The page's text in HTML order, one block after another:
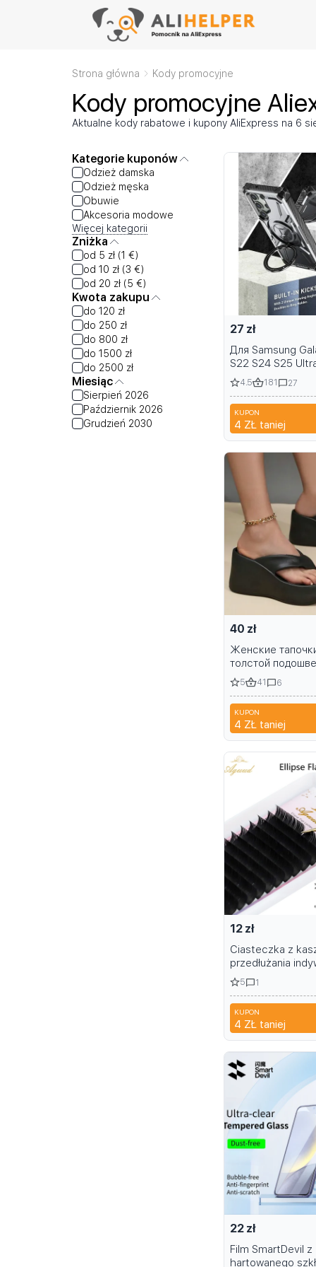
Strona główna Kody promocyjne
Kody promocyjne
Aktualne kody rabatowe i kupony AliExpress na 6
Kategorie kuponów
Odzież damska
Odzież męska
Obuwie
Akcesoria modowe
Więcej kategorii
Zniżka
od 5 zł (1 €)
od 10 zł (3 €)
od 20 zł (5 €)
Kwota zakupu
do 120 zł
do 250 zł
do 800 zł
do 1500 zł
do 2500 zł
Miesiąc
Sierpień 2026
Październik 2026
Grudzień 2030
27 zł
Для Samsung
S22 S24 S25
Armor Прочный
Магнитный чехол
телефона с
держателем
ремня Кобура
4.5 181 27
KUPON
4 ZŁ taniej
40 zł
Женские
толстой
ассортименте
5 41 6
KUPON
4 ZŁ taniej
12 zł
Ciasteczka z
przedłużania
ciemne czarne
5 1
KUPON
4 ZŁ taniej
22 zł
Film SmartDevil z
hartowanego